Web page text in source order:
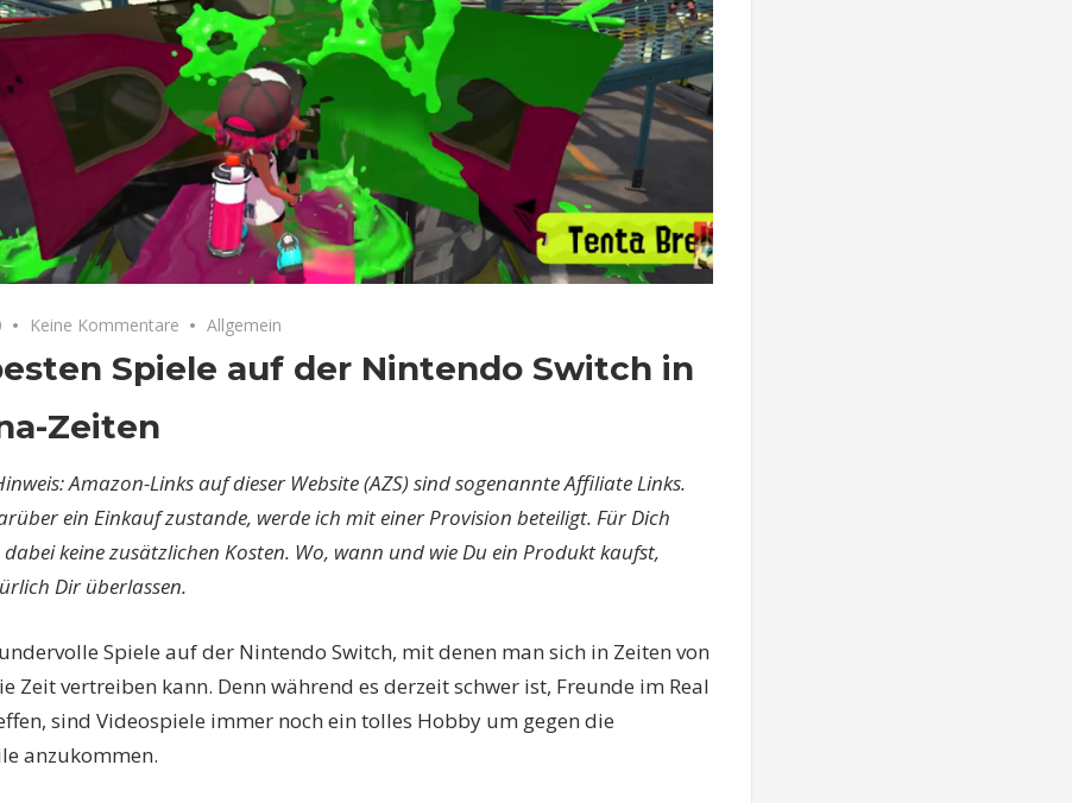
Keine Kommentare Allgemein
Spiele auf der Nintendo Switch in
Zeiten
Amazon-Links auf dieser Website (AZS) sind sogenannte Affiliate Links.
ein Einkauf zustande, werde ich mit einer Provision beteiligt. Für Dich
keine zusätzlichen Kosten. Wo, wann und wie Du ein Produkt kaufst,
Dir überlassen.
Spiele auf der Nintendo Switch, mit denen man sich in Zeiten von
Zeit vertreiben kann. Denn während es derzeit schwer ist, Freunde im Real
sind Videospiele immer noch ein tolles Hobby um gegen die
anzukommen.